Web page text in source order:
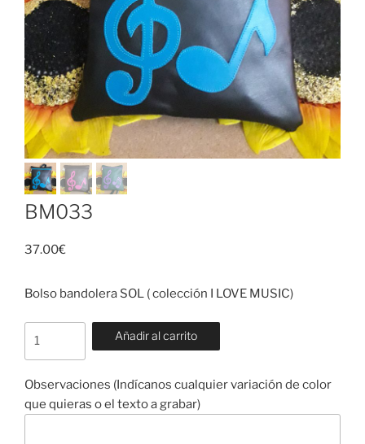
BM033
37.00€
Bolso bandolera SOL ( colección I LOVE MUSIC)
Añadir al carrito
Observaciones (Indícanos cualquier variación de color
que quieras o el texto a grabar)